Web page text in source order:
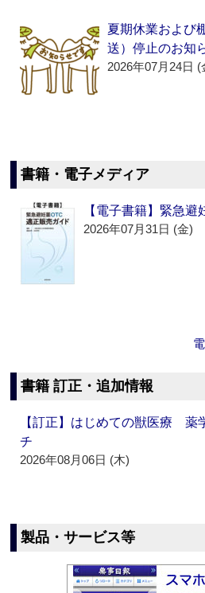
夏期休業および
送）停止のお知
2026年07月24日 (
書籍・電子メディア
【電子書籍】緊急
2026年07月31日 (金)
書籍 訂正・追加情報
【訂正】はじめての獣医療 薬
チ
2026年08月06日 (木)
製品・サービス等